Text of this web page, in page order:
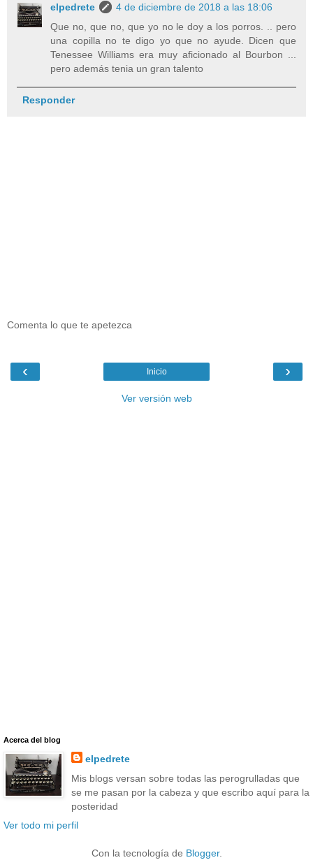
elpedrete
4 de diciembre de 2018 a las 18:06
Que no, que no, que yo no le doy a los porros. .. pero
una copilla no te digo yo que no ayude. Dicen que
Tenessee Williams era muy aficionado al Bourbon ...
pero además tenia un gran talento
Responder
Comenta lo que te apetezca
‹ ›
Inicio
Ver versión web
Acerca del blog
elpedrete
Mis blogs versan sobre todas las perogrulladas que
se me pasan por la cabeza y que escribo aquí para la
posteridad
Ver todo mi perfil
Con la tecnología de Blogger.